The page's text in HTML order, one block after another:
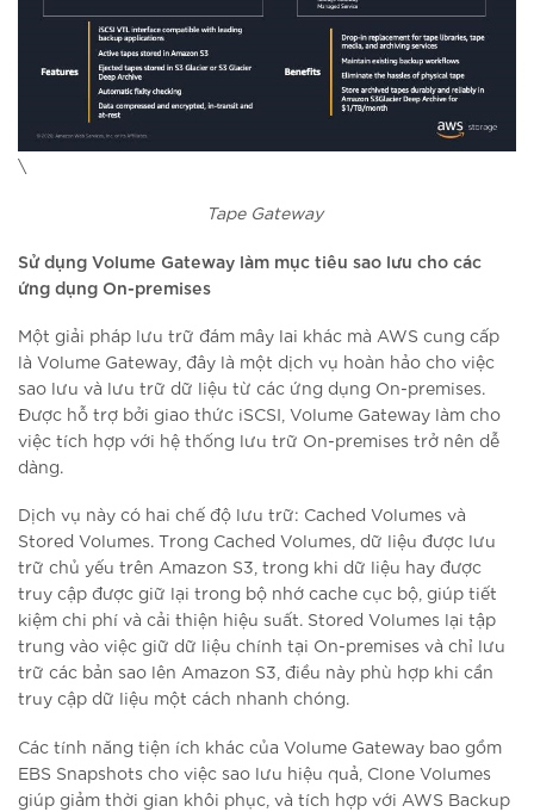
\
Tape Gateway
Sử dụng Volume Gateway làm mục tiêu sao lưu cho các
ứng dụng On-premises
Một giải pháp lưu trữ đám mây lai khác mà AWS cung cấp
là Volume Gateway, đây là một dịch vụ hoàn hảo cho việc
sao lưu và lưu trữ dữ liệu từ các ứng dụng On-premises.
Được hỗ trợ bởi giao thức iSCSI, Volume Gateway làm cho
việc tích hợp với hệ thống lưu trữ On-premises trở nên dễ
dàng.
Dịch vụ này có hai chế độ lưu trữ: Cached Volumes và
Stored Volumes. Trong Cached Volumes, dữ liệu được lưu
trữ chủ yếu trên Amazon S3, trong khi dữ liệu hay được
truy cập được giữ lại trong bộ nhớ cache cục bộ, giúp tiết
kiệm chi phí và cải thiện hiệu suất. Stored Volumes lại tập
trung vào việc giữ dữ liệu chính tại On-premises và chỉ lưu
trữ các bản sao lên Amazon S3, điều này phù hợp khi cần
truy cập dữ liệu một cách nhanh chóng.
Các tính năng tiện ích khác của Volume Gateway bao gồm
EBS Snapshots cho việc sao lưu hiệu quả, Clone Volumes
giúp giảm thời gian khôi phục, và tích hợp với AWS Backup